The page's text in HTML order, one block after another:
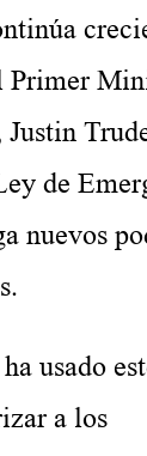
Primer
Justin
de
nuevos
usado
a los